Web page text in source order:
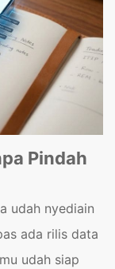
Pindah
udah nyediain
ada rilis data
udah siap